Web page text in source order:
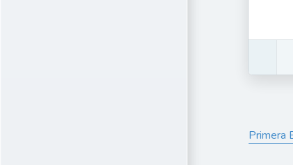
Primera